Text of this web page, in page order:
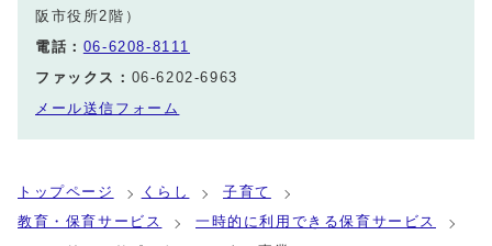
阪市役所2階）
電話： 06-6208-8111
ファックス： 06-6202-6963
メール送信フォーム
トップページ くらし
子育て
教育・保育サービス
一時的に利用できる保育サービス